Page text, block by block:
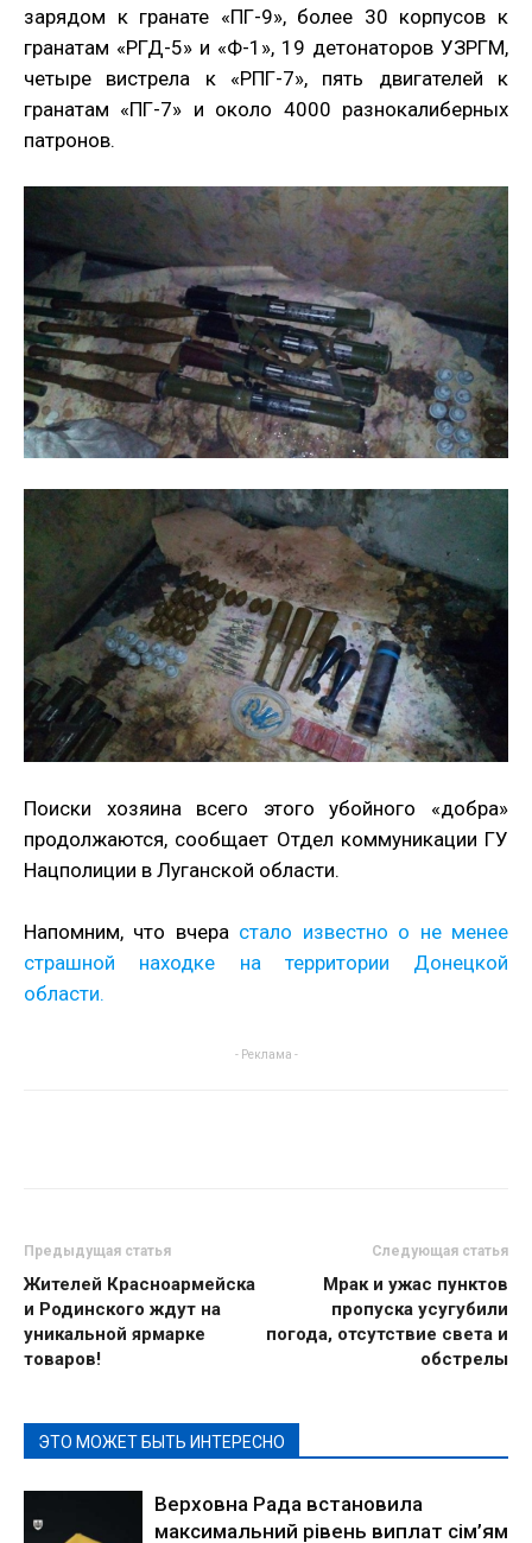
зарядом к гранате «ПГ-9», более 30 корпусов к
гранатам «РГД-5» и «Ф-1», 19 детонаторов УЗРГМ,
четыре вистрела к «РПГ-7», пять двигателей к
гранатам «ПГ-7» и около 4000 разнокалиберных
патронов.
Поиски хозяина всего этого убойного «добра»
продолжаются, сообщает Отдел коммуникации ГУ
Нацполиции в Луганской области.
Напомним, что вчера стало известно о не менее
страшной находке на территории Донецкой
области.
- Реклама -
Предыдущая статья
Жителей Красноармейска
и Родинского ждут на
уникальной ярмарке
товаров!
Следующая статья
Мрак и ужас пунктов
пропуска усугубили
погода, отсутствие света и
обстрелы
ЭТО МОЖЕТ БЫТЬ ИНТЕРЕСНО
Верховна Рада встановила
максимальний рівень виплат сім’ям